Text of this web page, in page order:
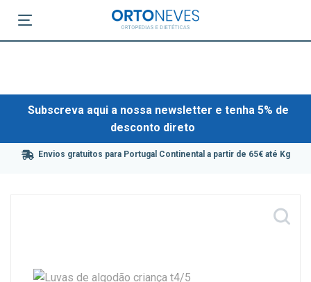
Subscreva aqui a nossa newsletter e tenha 5% de
desconto direto
Envios gratuitos para Portugal Continental a partir de 65€ até Kg